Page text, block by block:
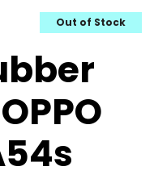
Out of Stock